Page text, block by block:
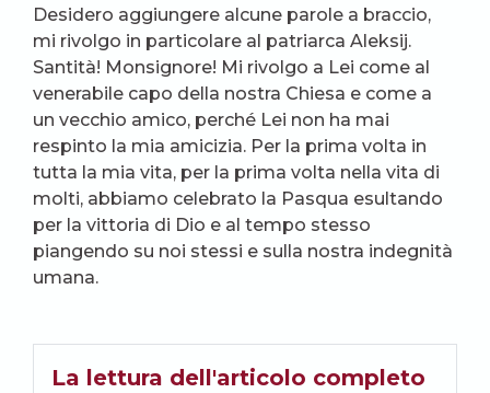
Desidero aggiungere alcune parole a braccio,
mi rivolgo in particolare al patriarca Aleksij.
Santità! Monsignore! Mi rivolgo a Lei come al
venerabile capo della nostra Chiesa e come a
un vecchio amico, perché Lei non ha mai
respinto la mia amicizia. Per la prima volta in
tutta la mia vita, per la prima volta nella vita di
molti, abbiamo celebrato la Pasqua esultando
per la vittoria di Dio e al tempo stesso
piangendo su noi stessi e sulla nostra indegnità
umana.
La lettura dell'articolo completo